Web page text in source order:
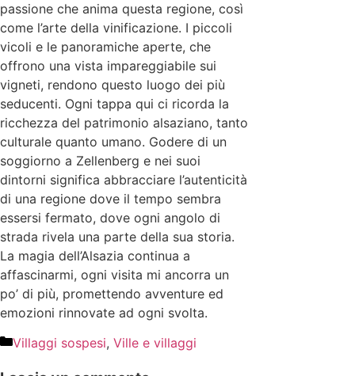
passione che anima questa regione, così
come l’arte della vinificazione. I piccoli
vicoli e le panoramiche aperte, che
offrono una vista impareggiabile sui
vigneti, rendono questo luogo dei più
seducenti. Ogni tappa qui ci ricorda la
ricchezza del patrimonio alsaziano, tanto
culturale quanto umano. Godere di un
soggiorno a Zellenberg e nei suoi
dintorni significa abbracciare l’autenticità
di una regione dove il tempo sembra
essersi fermato, dove ogni angolo di
strada rivela una parte della sua storia.
La magia dell’Alsazia continua a
affascinarmi, ogni visita mi ancorra un
po’ di più, promettendo avventure ed
emozioni rinnovate ad ogni svolta.
Villaggi sospesi, Ville e villaggi